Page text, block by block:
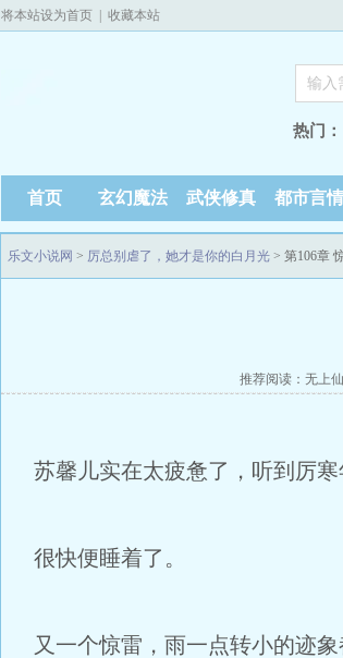
将本站设为首页 收藏本站
热门：
首页 玄幻魔法 武侠修真 都市言情
乐文小说网 > 厉总别虐了，她才是你的白月光 > 第106章
推荐阅读： 无上
苏馨儿实在太疲惫了，听到厉
很快便睡着了。
又一个惊雷，雨一点转小的迹